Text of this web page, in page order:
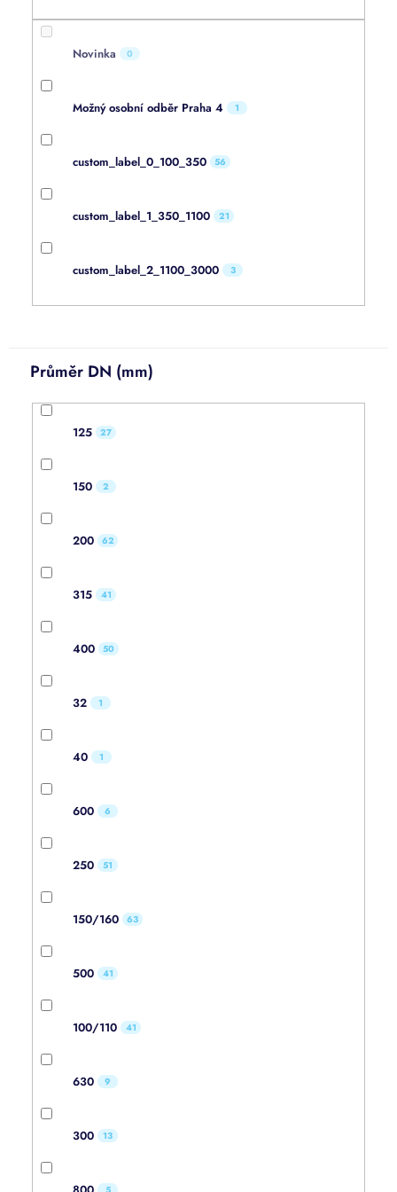
Novinka 0
Možný osobní odběr Praha 4 1
custom_label_0_100_350 56
custom_label_1_350_1100 21
custom_label_2_1100_3000 3
Průměr DN (mm)
125 27
150 2
200 62
315 41
400 50
32 1
40 1
600 6
250 51
150/160 63
500 41
100/110 41
630 9
300 13